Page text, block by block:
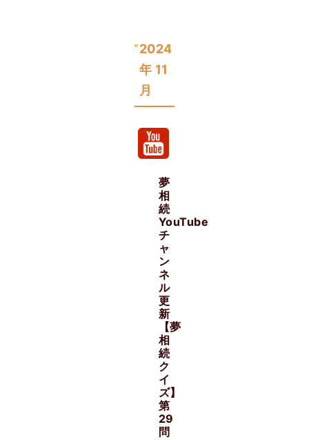
2024
年 11
月
夢
相
続
YouTube
チ
ャ
ン
ネ
ル
更
新
【夢
相
続
ク
イ
ズ】
第
29
問